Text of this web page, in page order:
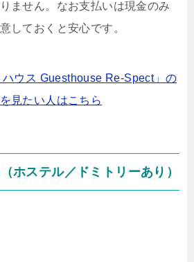
ません。なお支払いは現金のみ
しておくと安心です。
ハウス Guesthouse Re-Spect」の
見たい人はこちら
ホステル／ドミトリーあり）